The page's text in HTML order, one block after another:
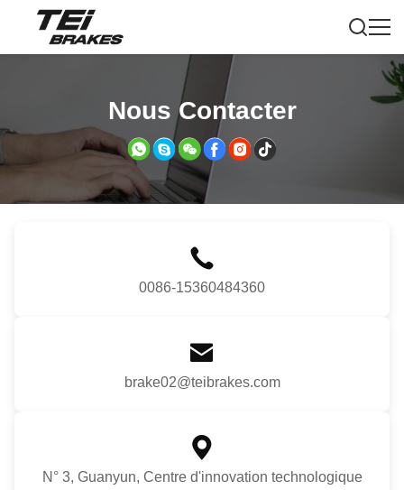
Nous Contacter
0086-15360484360
brake02@teibrakes.com
N° 3, Guanyun, Centre d'innovation technologique